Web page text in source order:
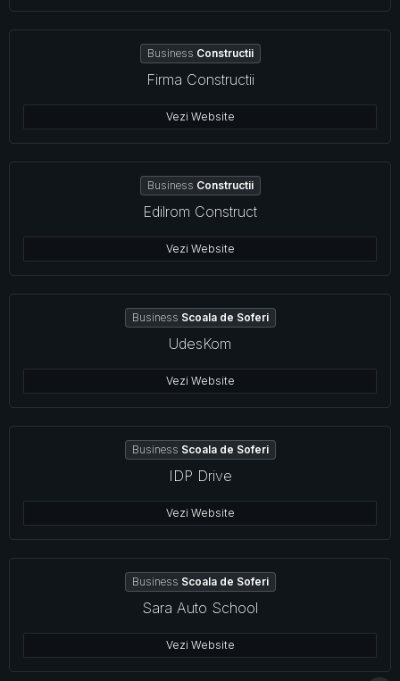
Business Constructii
Firma Constructii
Vezi Website
Business Constructii
Edilrom Construct
Vezi Website
Business Scoala de Soferi
UdesKom
Vezi Website
Business Scoala de Soferi
IDP Drive
Vezi Website
Business Scoala de Soferi
Sara Auto School
Vezi Website